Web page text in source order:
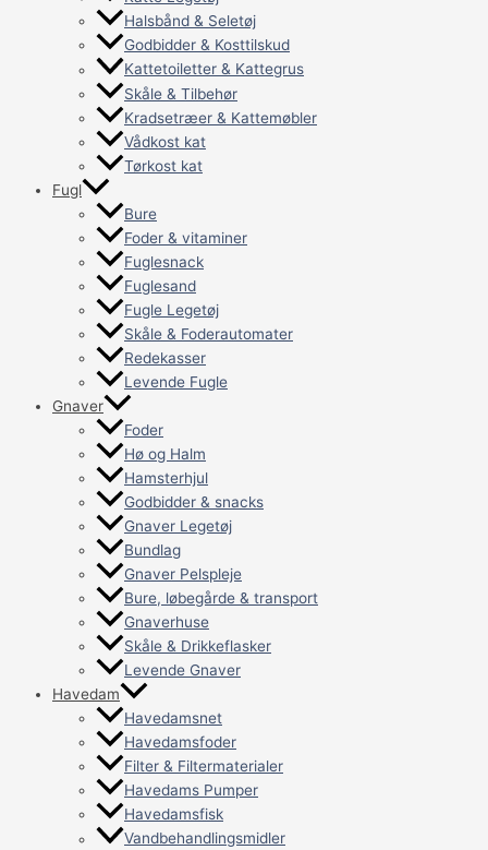
Halsbånd & Seletøj
Godbidder & Kosttilskud
Kattetoiletter & Kattegrus
Skåle & Tilbehør
Kradsetræer & Kattemøbler
Vådkost kat
Tørkost kat
Fugl
Bure
Foder & vitaminer
Fuglesnack
Fuglesand
Fugle Legetøj
Skåle & Foderautomater
Redekasser
Levende Fugle
Gnaver
Foder
Hø og Halm
Hamsterhjul
Godbidder & snacks
Gnaver Legetøj
Bundlag
Gnaver Pelspleje
Bure, løbegårde & transport
Gnaverhuse
Skåle & Drikkeflasker
Levende Gnaver
Havedam
Havedamsnet
Havedamsfoder
Filter & Filtermaterialer
Havedams Pumper
Havedamsfisk
Vandbehandlingsmidler